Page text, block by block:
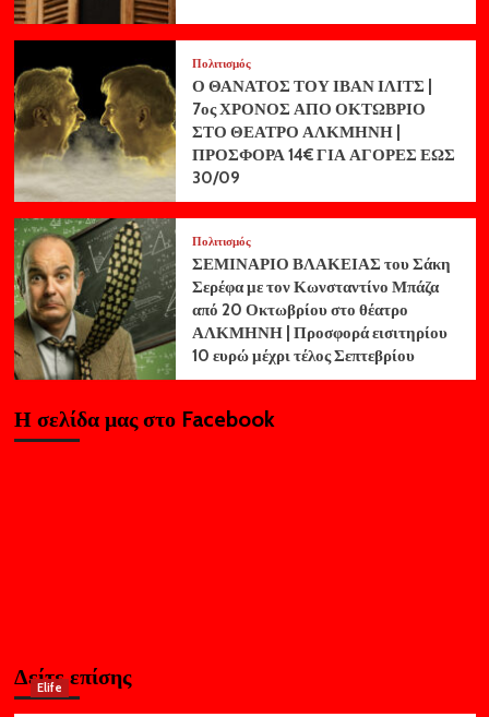
Πολιτισμός
Ο ΘΑΝΑΤΟΣ ΤΟΥ ΙΒΑΝ ΙΛΙΤΣ |
7ος ΧΡΟΝΟΣ ΑΠΟ ΟΚΤΩΒΡΙΟ
ΣΤΟ ΘΕΑΤΡΟ ΑΛΚΜΗΝΗ |
ΠΡΟΣΦΟΡΑ 14€ ΓΙΑ ΑΓΟΡΕΣ ΕΩΣ
30/09
Πολιτισμός
ΣΕΜΙΝΑΡΙΟ ΒΛΑΚΕΙΑΣ του Σάκη
Σερέφα με τον Κωνσταντίνο Μπάζα
από 20 Οκτωβρίου στο θέατρο
ΑΛΚΜΗΝΗ | Προσφορά εισιτηρίου
10 ευρώ μέχρι τέλος Σεπτεβρίου
Η σελίδα μας στο Facebook
Δείτε επίσης
Elife